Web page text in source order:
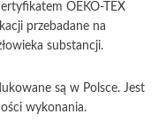
OEKO-TEX
przebadane na
substancji.
są w Polsce. Jest
wykonania.